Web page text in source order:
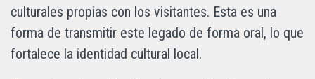
culturales propias con los visitantes. Esta es una
forma de transmitir este legado de forma oral, lo que
fortalece la identidad cultural local.